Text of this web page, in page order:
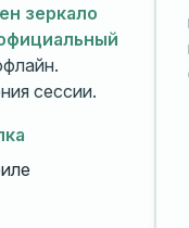
зеркало
сессии.